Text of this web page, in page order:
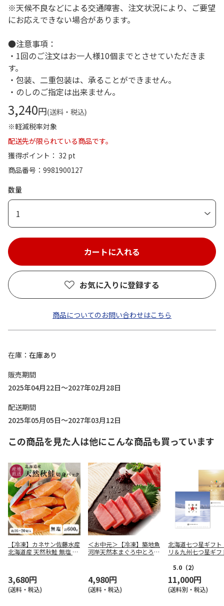
※天候不良などによる交通障害、注文状況により、ご要望
にお応えできない場合があります。
●注意事項：
・1回のご注文はお一人様10個までとさせていただきま
す。
・包装、二重包装は、承ることができません。
・のしのご指定は出来ません。
3,240円(送料・税込)
※軽減税率対象
配送先が限られている商品です。
獲得ポイント： 32 pt
商品番号
9981900127
数量
1
お気に入りに登録する
商品についてのお問い合わせはこちら
在庫
在庫あり
販売期間
2025年04月22日～2027年02月28日
配送期間
2025年05月05日～2027年03月12日
この商品を見た人は他にこんな商品も買っています
【冷凍】カネサン佐藤水産
北海道産 天然秋鮭 無塩 冷
3,680円
(送料・税込)
＜お中元＞【冷凍】築地魚
河岸天然本まぐろ中とろ赤
4,980円
(送料・税込)
北海道七つ星ギフ
リ＆九州七つ星ギ
5.0 （2）
11,000円
(送料別・税込)